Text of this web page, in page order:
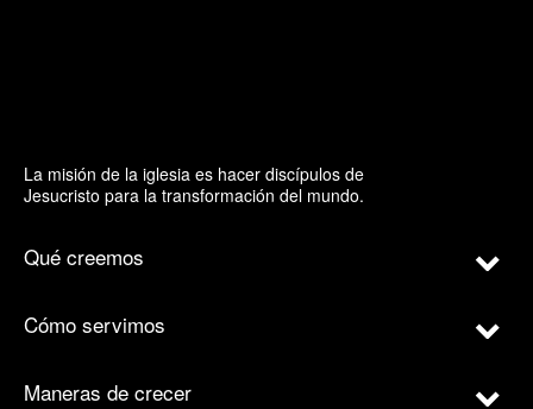
La misión de la iglesia es hacer discípulos de
Jesucristo para la transformación del mundo.
Qué creemos
Cómo servimos
Maneras de crecer